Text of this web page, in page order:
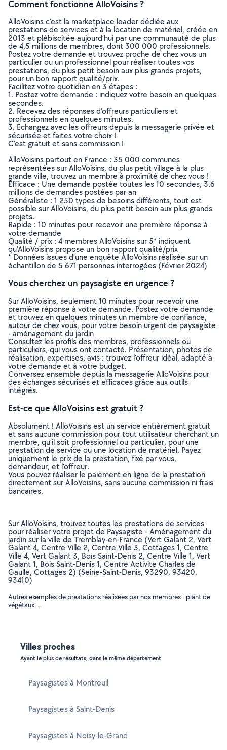
Comment fonctionne AlloVoisins ?
AlloVoisins c’est la marketplace leader dédiée aux
prestations de services et à la location de matériel, créée en
2013 et plébiscitée aujourd’hui par une communauté de plus
de 4,5 millions de membres, dont 300 000 professionnels.
Postez votre demande et trouvez proche de chez vous un
particulier ou un professionnel pour réaliser toutes vos
prestations, du plus petit besoin aux plus grands projets,
pour un bon rapport qualité/prix.
Facilitez votre quotidien en 3 étapes :
1. Postez votre demande : indiquez votre besoin en quelques
secondes.
2. Recevez des réponses d’offreurs particuliers et
professionnels en quelques minutes.
3. Echangez avec les offreurs depuis la messagerie privée et
sécurisée et faites votre choix !
C’est gratuit et sans commission !
AlloVoisins partout en France : 35 000 communes
représentées sur AlloVoisins, du plus petit village à la plus
grande ville, trouvez un membre à proximité de chez vous !
Efficace : Une demande postée toutes les 10 secondes, 3.6
millions de demandes postées par an
Généraliste : 1 250 types de besoins différents, tout est
possible sur AlloVoisins, du plus petit besoin aux plus grands
projets.
Rapide : 10 minutes pour recevoir une première réponse à
votre demande
Qualité / prix : 4 membres AlloVoisins sur 5* indiquent
qu’AlloVoisins propose un bon rapport qualité/prix
* Données issues d’une enquête AlloVoisins réalisée sur un
échantillon de 5 671 personnes interrogées (Février 2024)
Vous cherchez un paysagiste en urgence ?
Sur AlloVoisins, seulement 10 minutes pour recevoir une
première réponse à votre demande. Postez votre demande
et trouvez en quelques minutes un membre de confiance,
autour de chez vous, pour votre besoin urgent de paysagiste
- aménagement du jardin
Consultez les profils des membres, professionnels ou
particuliers, qui vous ont contacté. Présentation, photos de
réalisation, expertises, avis : trouvez l'offreur idéal, adapté à
votre demande et à votre budget.
Conversez ensemble depuis la messagerie AlloVoisins pour
des échanges sécurisés et efficaces grâce aux outils
intégrés.
Est-ce que AlloVoisins est gratuit ?
Absolument ! AlloVoisins est un service entièrement gratuit
et sans aucune commission pour tout utilisateur cherchant un
membre, qu’il soit professionnel ou particulier, pour une
prestation de service ou une location de matériel. Payez
uniquement le prix de la prestation, fixé par vous,
demandeur, et l’offreur.
Vous pouvez réaliser le paiement en ligne de la prestation
directement sur AlloVoisins, sans aucune commission ni frais
bancaires.
Sur AlloVoisins, trouvez toutes les prestations de services
pour réaliser votre projet de Paysagiste - Aménagement du
jardin sur la ville de Tremblay-en-France (Vert Galant 2, Vert
Galant 4, Centre Ville 2, Centre Ville 3, Cottages 1, Centre
Ville 4, Vert Galant 3, Bois Saint-Denis 2, Centre Ville 1, Vert
Galant 1, Bois Saint-Denis 1, Centre Activite Charles de
Gaulle, Cottages 2) (Seine-Saint-Denis, 93290, 93420,
93410)
Autres exemples de prestations réalisées par nos membres : plant de
végétaux, ..
Villes proches
Ayant le plus de résultats, dans le même département
Paysagistes à Montreuil
Paysagistes à Saint-Denis
Paysagistes à Noisy-le-Grand